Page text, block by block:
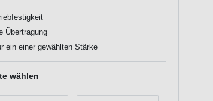
Übertragung
ein einer gewählten Stärke
wählen